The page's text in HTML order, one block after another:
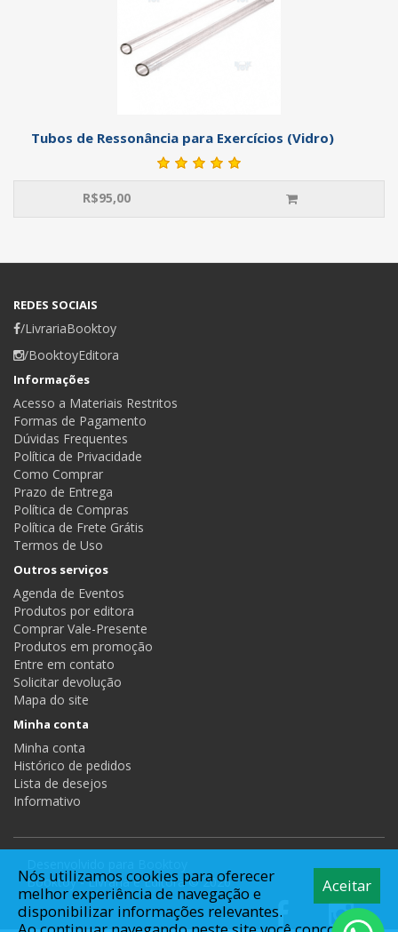
Tubos de Ressonância para Exercícios (Vidro)
R$95,00
REDES SOCIAIS
/LivrariaBooktoy
/BooktoyEditora
Informações
Acesso a Materiais Restritos
Formas de Pagamento
Dúvidas Frequentes
Política de Privacidade
Como Comprar
Prazo de Entrega
Política de Compras
Política de Frete Grátis
Termos de Uso
Outros serviços
Agenda de Eventos
Produtos por editora
Comprar Vale-Presente
Produtos em promoção
Entre em contato
Solicitar devolução
Mapa do site
Minha conta
Minha conta
Histórico de pedidos
Lista de desejos
Informativo
Booktoy - Livraria e Editora © 2026
Aceitar
Nós utilizamos cookies para oferecer
melhor experiência de navegação e
disponibilizar informações relevantes.